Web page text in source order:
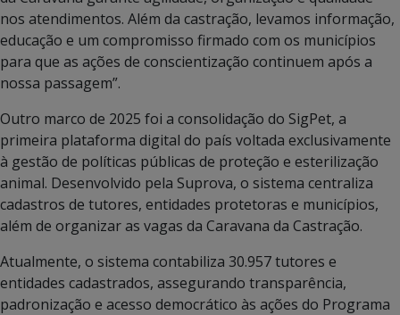
nos atendimentos. Além da castração, levamos informação,
educação e um compromisso firmado com os municípios
para que as ações de conscientização continuem após a
nossa passagem”.
Outro marco de 2025 foi a consolidação do SigPet, a
primeira plataforma digital do país voltada exclusivamente
à gestão de políticas públicas de proteção e esterilização
animal. Desenvolvido pela Suprova, o sistema centraliza
cadastros de tutores, entidades protetoras e municípios,
além de organizar as vagas da Caravana da Castração.
Atualmente, o sistema contabiliza 30.957 tutores e
entidades cadastrados, assegurando transparência,
padronização e acesso democrático às ações do Programa